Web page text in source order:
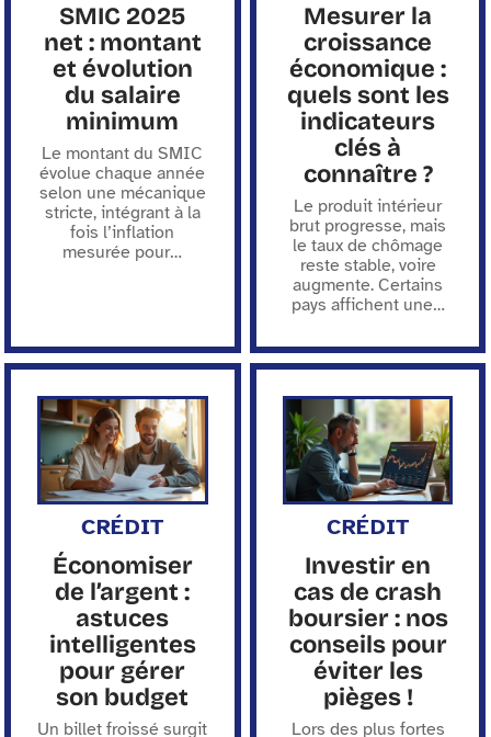
SMIC 2025
net : montant
et évolution
du salaire
minimum
Le montant du SMIC
évolue chaque année
selon une mécanique
stricte, intégrant à la
fois l’inflation
mesurée pour…
Mesurer la
croissance
économique :
quels sont les
indicateurs
clés à
connaître ?
Le produit intérieur
brut progresse, mais
le taux de chômage
reste stable, voire
augmente. Certains
pays affichent une…
CRÉDIT
Économiser
de l’argent :
astuces
intelligentes
pour gérer
son budget
Un billet froissé surgit
CRÉDIT
Investir en
cas de crash
boursier : nos
conseils pour
éviter les
pièges !
Lors des plus fortes